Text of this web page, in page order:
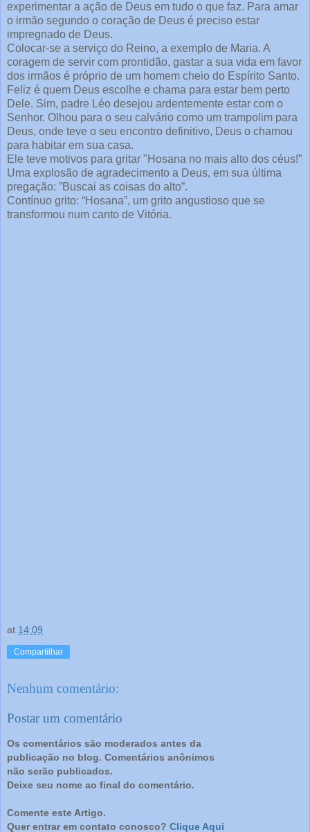
experimentar a ação de Deus em tudo o que faz. Para amar
o irmão segundo o coração de Deus é preciso estar
impregnado de Deus.
Colocar-se a serviço do Reino, a exemplo de Maria. A
coragem de servir com prontidão, gastar a sua vida em favor
dos irmãos é próprio de um homem cheio do Espírito Santo.
Feliz é quem Deus escolhe e chama para estar bem perto
Dele. Sim, padre Léo desejou ardentemente estar com o
Senhor. Olhou para o seu calvário como um trampolim para
Deus, onde teve o seu encontro definitivo, Deus o chamou
para habitar em sua casa.
Ele teve motivos para gritar "Hosana no mais alto dos céus!”
Uma explosão de agradecimento a Deus, em sua última
pregação: ”Buscai as coisas do alto”.
Contínuo grito: “Hosana”, um grito angustioso que se
transformou num canto de Vitória.
at 14:09
Compartilhar
Nenhum comentário:
Postar um comentário
Os comentários são moderados antes da
publicação no blog. Comentários anônimos
não serão publicados.
Deixe seu nome ao final do comentário.
Comente este Artigo.
Quer entrar em contato conosco? Clique Aqui